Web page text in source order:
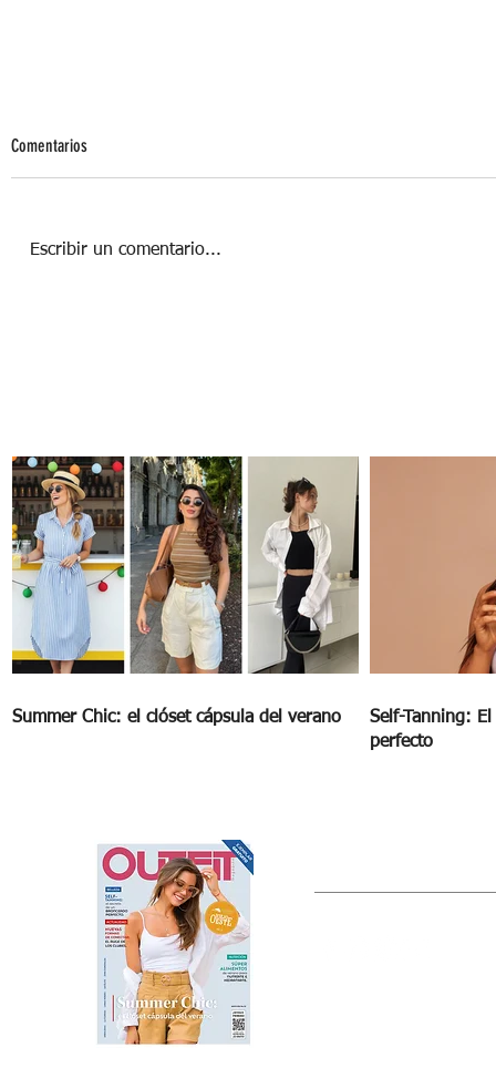
Comentarios
Escribir un comentario...
Summer Chic: el clóset cápsula del verano
Self-Tanning:
perfecto